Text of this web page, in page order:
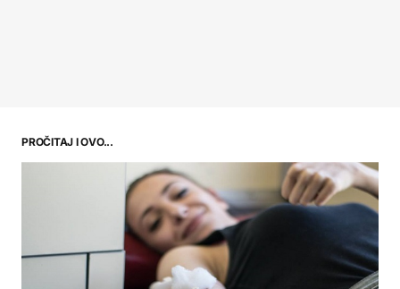
PROČITAJ I OVO...